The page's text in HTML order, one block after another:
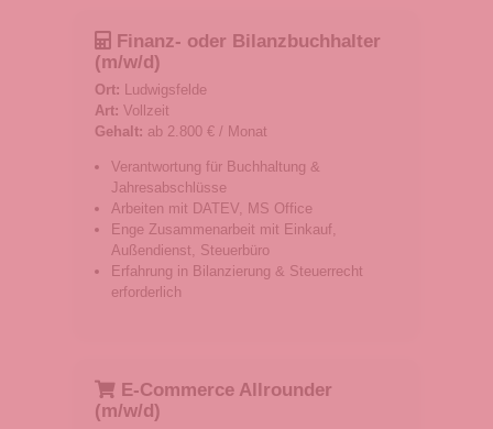
Finanz- oder Bilanzbuchhalter
(m/w/d)
Ort: Ludwigsfelde
Art: Vollzeit
Gehalt: ab 2.800 € / Monat
Verantwortung für Buchhaltung &
Jahresabschlüsse
Arbeiten mit DATEV, MS Office
Enge Zusammenarbeit mit Einkauf,
Außendienst, Steuerbüro
Erfahrung in Bilanzierung & Steuerrecht
erforderlich
E-Commerce Allrounder
(m/w/d)